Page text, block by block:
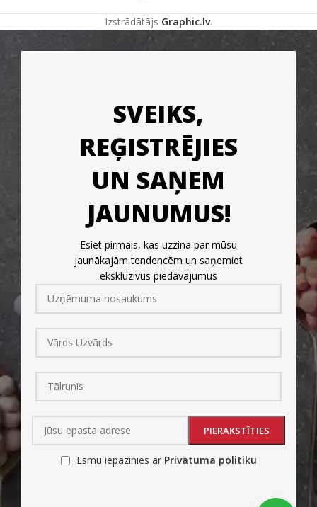
Izstrādātājs Graphic.lv.
SVEIKS,
REĢISTRĒJIES
UN SAŅEM
JAUNUMUS!
Esiet pirmais, kas uzzina par mūsu
jaunākajām tendencēm un saņemiet
ekskluzīvus piedāvājumus
Esmu iepazinies ar Privātuma politiku